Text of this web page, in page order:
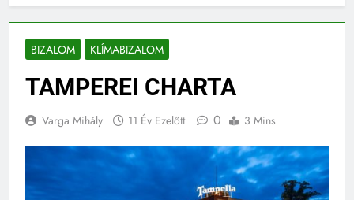
BIZALOM KLÍMABIZALOM
TAMPEREI CHARTA
Varga Mihály 11 Év Ezelőtt 0 3 Mins